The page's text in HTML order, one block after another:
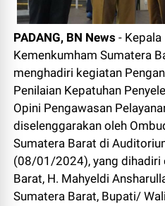
PADANG, BN News-
Kemenkumham Sumatera
menghadiri kegiatan
Penilaian Kepatuhan
Opini Pengawasan
diselenggarakan oleh
Sumatera Barat di
(08/01/2024), yang dihadiri
Barat, H. Mahyeldi
Sumatera Barat, Bupati/